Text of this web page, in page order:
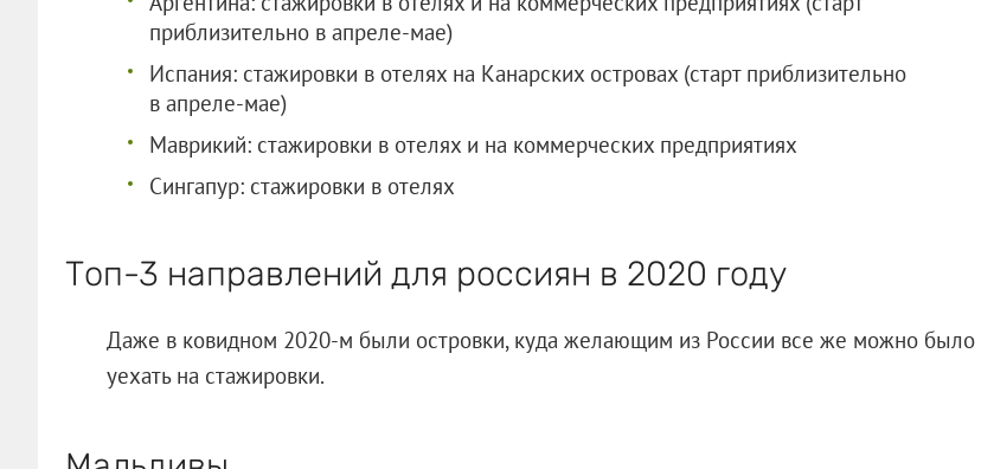
приблизительно в апреле-мае)
Испания: стажировки в отелях на Канарских островах (старт приблизительно
в апреле-мае)
Маврикий: стажировки в отелях и на коммерческих предприятиях
Сингапур: стажировки в отелях
Топ-3 направлений для россиян в 2020 году
Даже в ковидном 2020-м были островки, куда желающим из России все же можно было
уехать на стажировки.